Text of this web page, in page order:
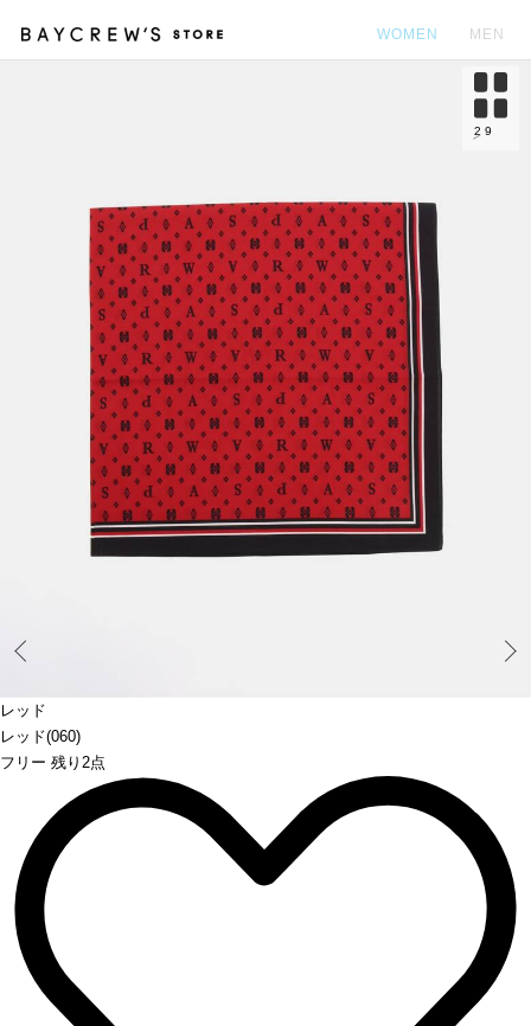
WOMEN MEN
レッド
レッド(060)
フリー 残り2点
2 9